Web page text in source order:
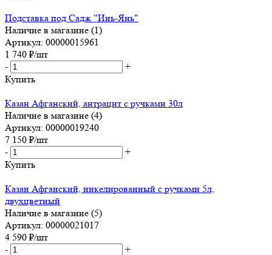
Подставка под Садж "Инь-Янь"
Наличие в магазине (1)
Артикул: 00000015961
1 740 ₽/шт
-
+
Купить
Казан Афганский, антрацит с ручками 30л
Наличие в магазине (4)
Артикул: 00000019240
7 150 ₽/шт
-
+
Купить
Казан Афганский, никелированный с ручками 5л,
двухцветный
Наличие в магазине (5)
Артикул: 00000021017
4 590 ₽/шт
-
+